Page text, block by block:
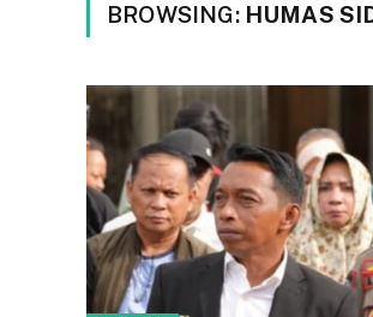
BROWSING: HUMAS